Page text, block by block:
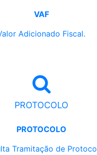
VAF
Adicionado Fiscal.
PROTOCOLO
PROTOCOLO
Tramitação de